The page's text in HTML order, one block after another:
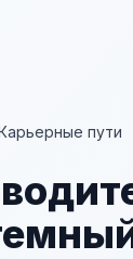
пути